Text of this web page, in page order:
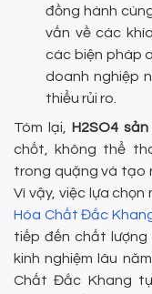
đồng hành
vấn về các
các biện pháp
doanh nghiệp
thiểu rủi ro.
Tóm lại, H2SO4
chốt, không thể
trong quặng và tạo
Vì vậy, việc lựa
Hóa Chất Đắc
tiếp đến chất lượng
kinh nghiệm lâu
Chất Đắc Khang